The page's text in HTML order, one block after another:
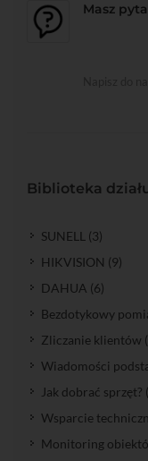
Masz
Biblioteka
SUNELL (3)
HIKVISION (9)
DAHUA (6)
Bezdotykowy
Zliczanie klientów
Wiadomości
Jak dobrać sprzęt?
Wsparcie
Monitoring